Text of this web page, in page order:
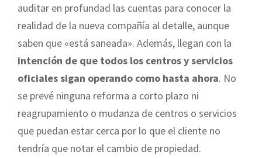
auditar en profundad las cuentas para conocer la
realidad de la nueva compañía al detalle, aunque
saben que «está saneada». Además, llegan con la
intención de que todos los centros y servicios
oficiales sigan operando como hasta ahora. No
se prevé ninguna reforma a corto plazo ni
reagrupamiento o mudanza de centros o servicios
que puedan estar cerca por lo que el cliente no
tendría que notar el cambio de propiedad.